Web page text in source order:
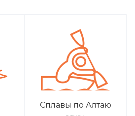
Сплавы по Алтаю